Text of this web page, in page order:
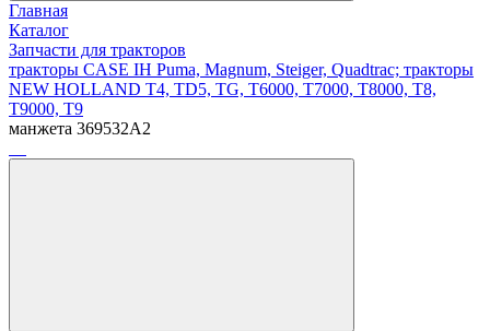
Главная
Каталог
Запчасти для тракторов
тракторы CASE IH Puma, Magnum, Steiger, Quadtrac; тракторы
NEW HOLLAND T4, TD5, TG, T6000, T7000, T8000, T8,
T9000, T9
манжета 369532A2